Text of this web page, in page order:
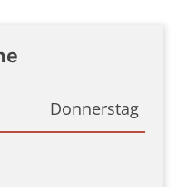
Donnerstag